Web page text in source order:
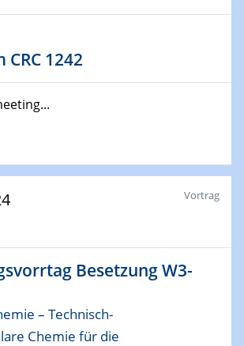
für Wirtschaft und Wissenschaft
„Verbundprojekte in
Ein Überblick“
as a Major Enabling
Decarbonization
und Lieferant von
Wasserstoff.
Duisburg
1242
Vortrag
Besetzung W3-
– Technisch-
Chemie für die